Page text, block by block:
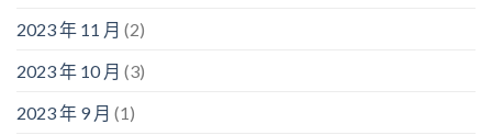
2023 年 11 月 (2)
2023 年 10 月 (3)
2023 年 9 月 (1)